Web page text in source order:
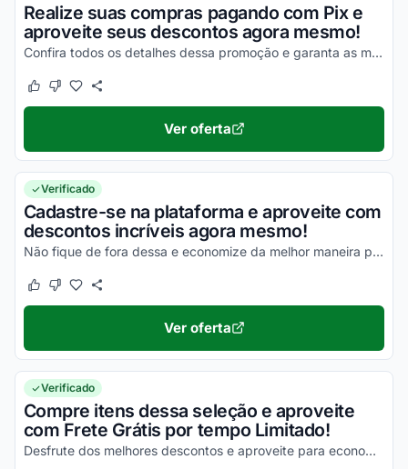
Realize suas compras pagando com Pix e
aproveite seus descontos agora mesmo!
Confira todos os detalhes dessa promoção e garanta as melhores vantagens!
Este cupom funcionou
Este cupom não funcionou
Ver oferta
Verificado
Cadastre-se na plataforma e aproveite com
descontos incríveis agora mesmo!
Não fique de fora dessa e economize da melhor maneira possível!
Este cupom funcionou
Este cupom não funcionou
Ver oferta
Verificado
Compre itens dessa seleção e aproveite
com Frete Grátis por tempo Limitado!
Desfrute dos melhores descontos e aproveite para economizar na entrega de todos os seus pedidos!